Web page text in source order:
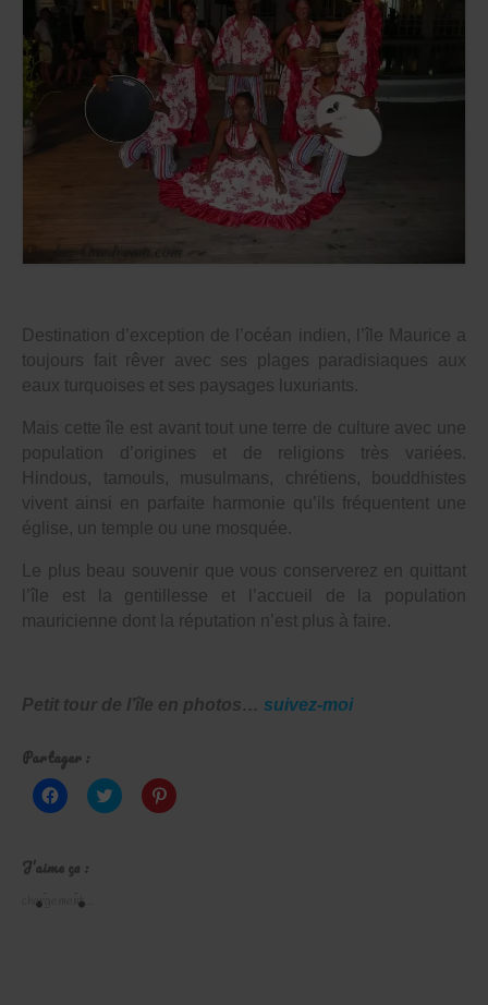
Destination d’exception de l’océan indien, l’île Maurice a
toujours fait rêver avec ses plages paradisiaques aux
eaux turquoises et ses paysages luxuriants.
Mais cette île est avant tout une terre de culture avec une
population d’origines et de religions très variées.
Hindous, tamouls, musulmans, chrétiens, bouddhistes
vivent ainsi en parfaite harmonie qu’ils fréquentent une
église, un temple ou une mosquée.
Le plus beau souvenir que vous conserverez en quittant
l’île est la gentillesse et l’accueil de la population
mauricienne dont la réputation n’est plus à faire.
Petit tour de l’île en photos… suivez-moi
Partager :
Cliquez
pour
dans
une
fenêtre)
Cliquez
pour
Cliquez
pour
J’aime ça :
chargement…